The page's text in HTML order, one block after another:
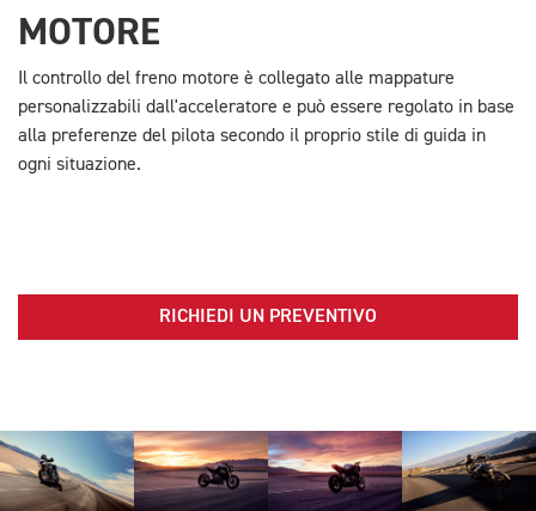
MOTORE
Il controllo del freno motore è collegato alle mappature
personalizzabili dall'acceleratore e può essere regolato in base
alla preferenze del pilota secondo il proprio stile di guida in
ogni situazione.
RICHIEDI UN PREVENTIVO